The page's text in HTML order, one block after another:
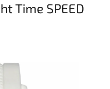
Time SPEED